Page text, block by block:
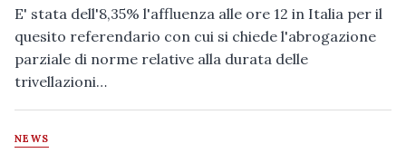
E' stata dell'8,35% l'affluenza alle ore 12 in Italia per il
quesito referendario con cui si chiede l'abrogazione
parziale di norme relative alla durata delle
trivellazioni…
NEWS